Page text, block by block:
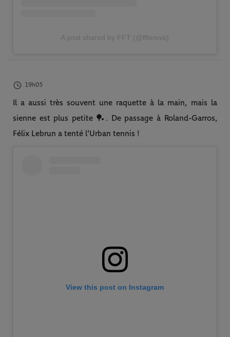
A post shared by FFT (@fftennis)
19h05
Il a aussi très souvent une raquette à la main, mais la
sienne est plus petite 🏓. De passage à Roland-Garros,
Félix Lebrun a tenté l'Urban tennis !
View this post on Instagram